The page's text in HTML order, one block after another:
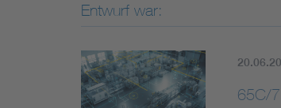
Entwurf war:
65C/